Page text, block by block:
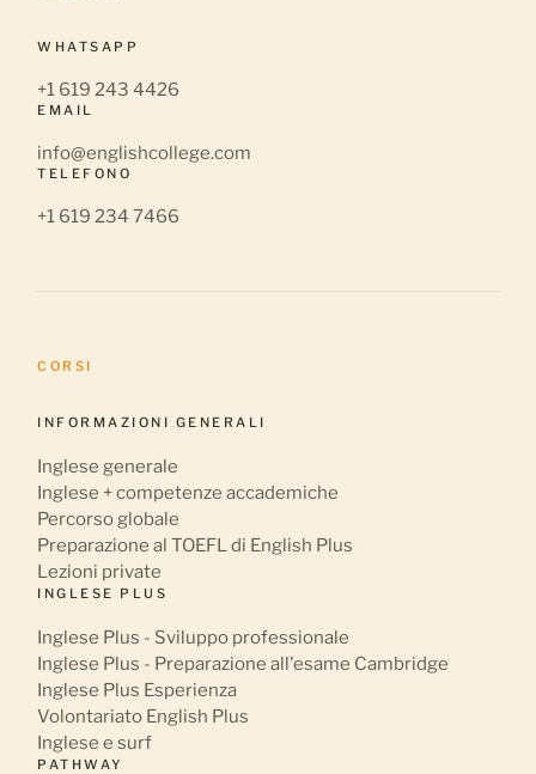
WHATSAPP
+1 619 243 4426
EMAIL
info@englishcollege.com
TELEFONO
+1 619 234 7466
CORSI
INFORMAZIONI GENERALI
Inglese generale
Inglese + competenze accademiche
Percorso globale
Preparazione al TOEFL di English Plus
Lezioni private
INGLESE PLUS
Inglese Plus - Sviluppo professionale
Inglese Plus - Preparazione all'esame Cambridge
Inglese Plus Esperienza
Volontariato English Plus
Inglese e surf
PATHWAY